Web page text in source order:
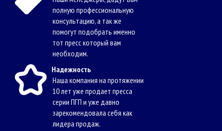
полную профессиональную
консультацию, а так же
помогут подобрать именно
тот пресс который вам
необходим.
Надежность
Наша компания на протяжении
10 лет уже продает пресса
серии ПГП и уже давно
зарекомендовала себя как
лидера продаж.